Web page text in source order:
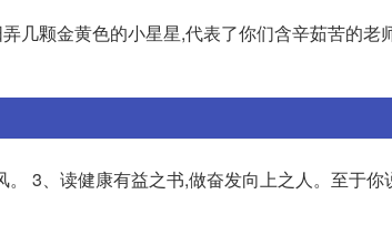
几颗金黄色的小星星,代表了你们含辛茹苦的老
3、读健康有益之书,做奋发向上之人。至于你